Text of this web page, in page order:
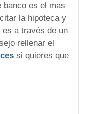
banco es el mas
la hipoteca y
a través de un
rellenar el
si quieres que